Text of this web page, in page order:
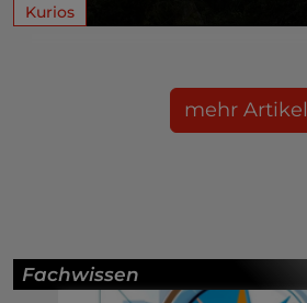
Kurios
mehr Artikel
Fachwissen